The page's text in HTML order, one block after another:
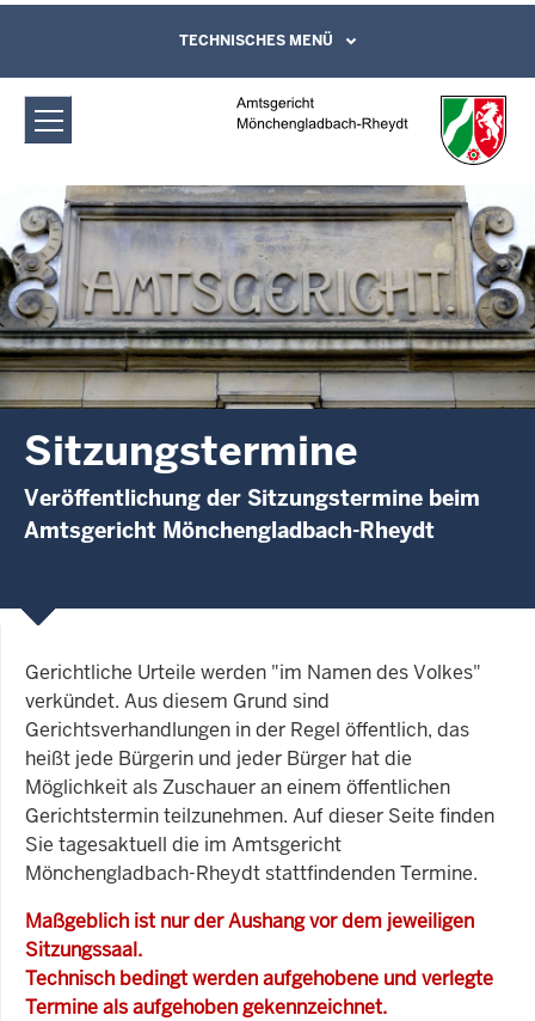
Amtsgericht Mönchengladbach-
Rheydt: Sitzungstermine
Direkt zum Inhalt
Leichte Sprache, Gebärdensprachenvideo
und Kontaktformular
TECHNISCHES MENÜ
Sitzungstermine
Veröffentlichung der Sitzungstermine beim
Amtsgericht Mönchengladbach-Rheydt
Gerichtliche Urteile werden "im Namen des Volkes"
verkündet. Aus diesem Grund sind
Gerichtsverhandlungen in der Regel öffentlich, das
heißt jede Bürgerin und jeder Bürger hat die
Möglichkeit als Zuschauer an einem öffentlichen
Gerichtstermin teilzunehmen. Auf dieser Seite finden
Sie tagesaktuell die im Amtsgericht
Mönchengladbach-Rheydt stattfindenden Termine.
Maßgeblich ist nur der Aushang vor dem jeweiligen
Sitzungssaal.
Technisch bedingt werden aufgehobene und verlegte
Termine als aufgehoben gekennzeichnet.